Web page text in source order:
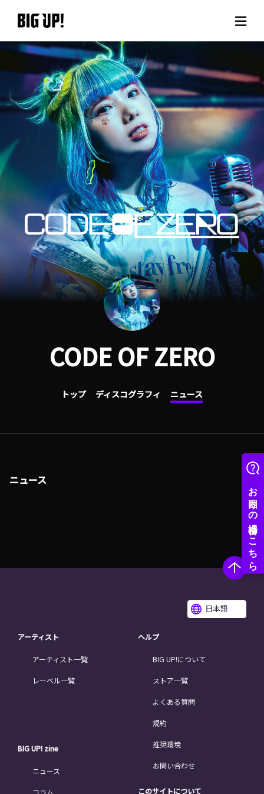
BIG UP!について
ニュース
料金プラン
サポート
ご利用の流れ
よくある質問
CODE OF ZERO
トップ ディスコグラフィ ニュース
ニュース
日本語
アーティスト
アーティスト一覧
レーベル一覧
BIG UP! zine
ニュース
コラム
ヘルプ
BIG UP!について
ストア一覧
よくある質問
規約
推奨環境
お問い合わせ
このサイトについて